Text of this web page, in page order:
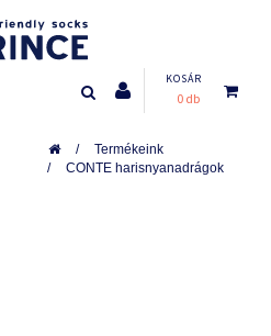
KOSÁR
0 db
Termékeink
CONTE harisnyanadrágok